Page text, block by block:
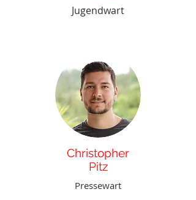
Jugendwart
Christopher
Pitz
Pressewart